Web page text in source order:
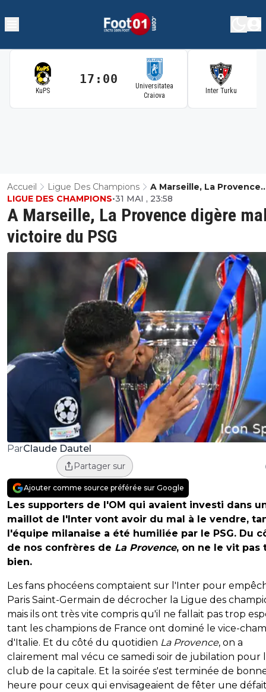
KuPS
17:00
Universitatea
Craiova
Inter Turku
Accueil Ligue Des Champions
A Marseille, La Provence
Digère Mal La Victoire Du
A Marseille, La Provence digère
victoire du PSG
LIGUE DES CHAMPIONS•31 MAI , 23:58
ParClaude Dautel
Partager sur
Ajouter comme source préférée sur Google
Les supporters de l'OM qui avaient investi dans
maillot de l'Inter vont avoir du mal à le vendre,
l'équipe milanaise a été humiliée par le PSG. Du
de nos confrères de La Provence, on ne le vit pas
bien.
Les fans phocéens comptaient sur l'Inter pour
Paris Saint-Germain de décrocher la Ligue des
mais ils ont très vite compris qu'il ne fallait pas trop
tant les champions de France ont dominé le vice-
d'Italie. Et du côté du quotidien La Provence, on a
clairement mal vécu ce samedi soir de jubilation pour
club de la capitale. Et la soirée s'est terminée de
heure pour ceux qui envisageaient de fêter une